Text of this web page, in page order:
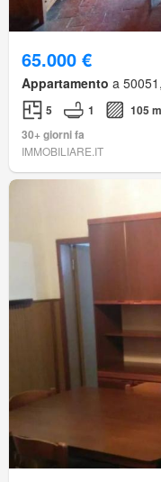
65.000 €
Appartamento a
5 1
105
30+ giorni fa
IMMOBILIARE.IT